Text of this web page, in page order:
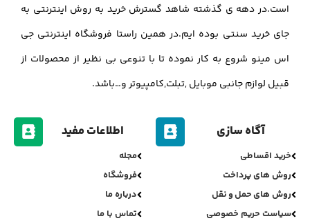
است.در دهه ی گذشته شاهد گسترش خرید به روش اینترنتی به
جای خرید سنتی بوده ایم.در همین راستا فروشگاه اینترنتی جی
اس مینو شروع به کار نموده تا با تنوعی بی نظیر از محصولات از
قبیل لوازم جانبی موبایل ,تبلت,کامپیوتر و…باشد.
آگاه سازی
خرید اقساطی
روش های پرداخت
روش های حمل و نقل
سیاست حریم خصوصی
اطلاعات مفید
مجله
فروشگاه
درباره ما
تماس با ما